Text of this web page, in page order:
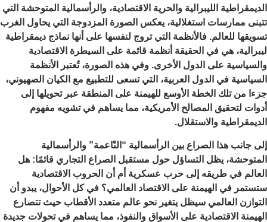
الديمقراطية الليبرالية والحرية الاقتصادية، والرأسمالية المتوحشة التي
تتبنى ممارسات استغلالية، يعكس الصورة المزدوجة التي يحاول الغرب
تسويقها للعالم. فالأنظمة التي تروج لنفسها على أنها نماذج ديمقراطية
ليبرالية، هي في الحقيقة أنظمة قائمة على السيطرة الاقتصادية
والسياسية على الدول الأخرى. وفي هذه الصورة، تُعتبر الأنظمة
السياسية في الدول العربية، التي تسعى للتطبيع مع الكيان الصهيوني،
جزءا من تلك الخطة الأوسع للهيمنة على المنطقة عبر تحويلها إلى
أدوات لتحقيق المصالح الأمريكية، مما يساهم في تشويه مفهوم
الديمقراطية والاستقلال.
إلى جانب هذا الصراع بين الرأسمالية “النّاعمة” والرأسمالية
المتوحشة، يظل التساؤل حول مستقبل الصراع التجاري قائمًا: هل
العالم في طريقه إلى حرب عسكرية أم أن الحروب الاقتصادية
ستستمر في الهيمنة على الاقتصاد العالمي؟ في كل الأحوال، يبدو أن
التوازن العالمي سيظل يتغير نحو عالم متعدد الأقطاب حيث تتصارع
الهيمنة الاقتصادية على الأسواق والنفوذ، مما يساهم في تحولات جديدة